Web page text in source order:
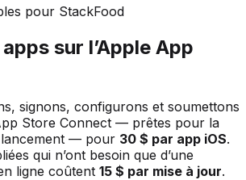
pour StackFood
sur l’Apple App
signons, configurons et soumettons
Store Connect — prêtes pour la
— pour 30 $ par app iOS.
qui n’ont besoin que d’une
ligne coûtent 15 $ par mise à jour.